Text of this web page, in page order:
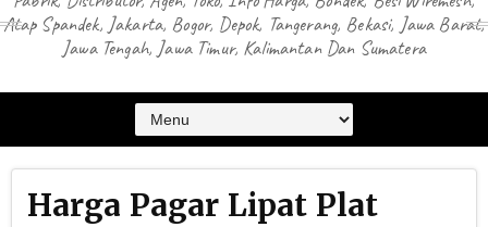
Atap Spandek, Jakarta, Bogor, Depok, Tangerang, Bekasi, Jawa Barat,
Jawa Tengah, Jawa Timur, Kalimantan Dan Sumatera
Harga Pagar Lipat Plat